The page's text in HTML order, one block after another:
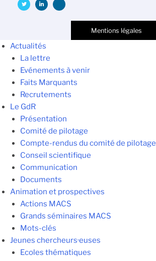
Mentions légales
Actualités
La lettre
Evénements à venir
Faits Marquants
Recrutements
Le GdR
Présentation
Comité de pilotage
Compte-rendus du comité de pilotage
Conseil scientifique
Communication
Documents
Animation et prospectives
Actions MACS
Grands séminaires MACS
Mots-clés
Jeunes chercheurs·euses
Ecoles thématiques